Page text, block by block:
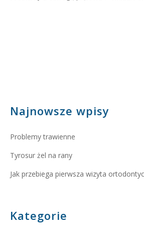
Najnowsze wpisy
Problemy trawienne
Tyrosur żel na rany
Jak przebiega pierwsza wizyta
Kategorie